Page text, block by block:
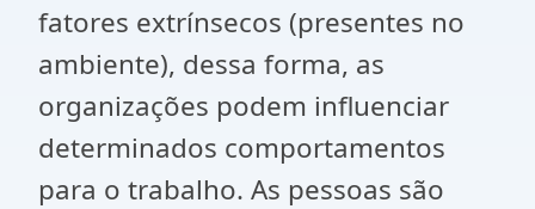
fatores extrínsecos (presentes no
ambiente), dessa forma, as
organizações podem influenciar
determinados comportamentos
para o trabalho. As pessoas são